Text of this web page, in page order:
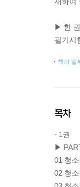
▶ 한
필기시
책의 일
목차
- 1권
▶
01 청
02 청